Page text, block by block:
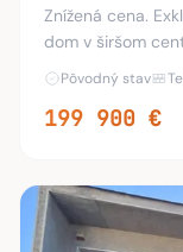
Znížená cena. Exkluzívne ponúkame na predaj rodinný
dom v širšom
oproti mostu Márie Valérie.
podlažie o
Pôvodný stav
199 900 €